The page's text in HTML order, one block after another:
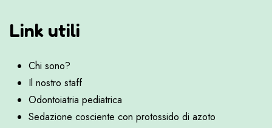
Link utili
Chi sono?
Il nostro staff
Odontoiatria pediatrica
Sedazione cosciente con protossido di azoto